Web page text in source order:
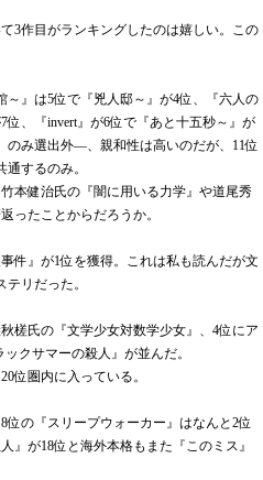
3作目がランキングしたのは嬉しい。この
～』は5位で『兇人邸～』が4位、『六人の
、『invert』が6位で『あと十五秒～』が
のみ選出外―、親和性は高いのだが、11位
するのみ。
本健治氏の『闇に用いる力学』や道尾秀
ったことからだろうか。
件』が1位を獲得。これは私も読んだが文
リだった。
槎氏の『文学少女対数学少女』、4位にア
クサマーの殺人』が並んだ。
位圏内に入っている。
の『スリープウォーカー』はなんと2位
』が18位と海外本格もまた『このミス』